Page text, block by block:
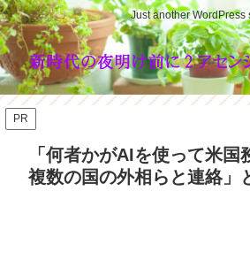
Just another WordPress
PR
「何者かがAIを使って米国
複数の国の外相らと連絡」